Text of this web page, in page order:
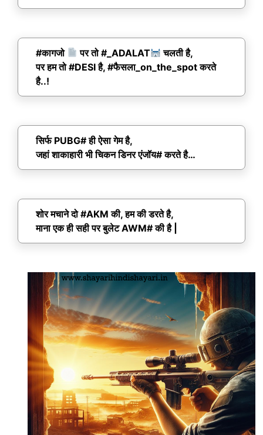
#कागजो पर तो #_ADALAT
चलती है,
पर हम तो #DESI है, #फैसला_on_the_spot करते
है..!
सिर्फ PUBG# ही ऐसा गेम है,
जहां शाकाहारी भी चिकन डिनर एंजॉय# करते है…
शोर मचाने दो #AKM की, हम की डरते है,
माना एक ही सही पर बुलेट AWM# की है |